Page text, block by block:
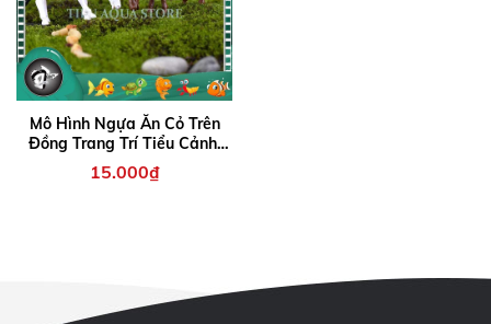
Mô Hình Ngựa Ăn Cỏ Trên
Đồng Trang Trí Tiểu Cảnh,
Terrarium, Bể cá Thủy Sinh
(ZC-569)
15.000₫